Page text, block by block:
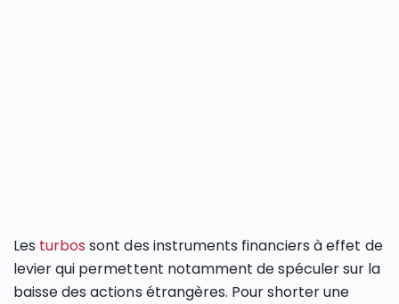
Les turbos sont des instruments financiers à effet de
levier qui permettent notamment de spéculer sur la
baisse des actions étrangères. Pour shorter une